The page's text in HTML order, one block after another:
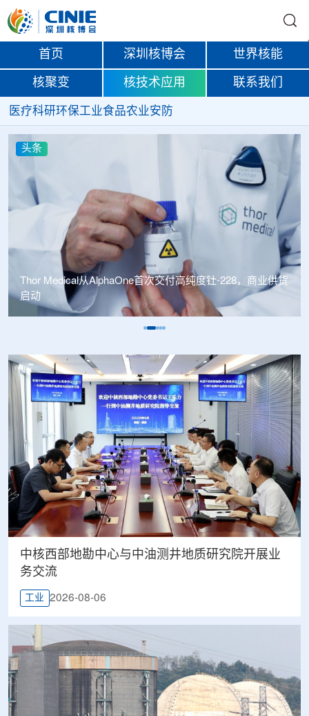
首页 深圳核博会 世界核能
核聚变 核技术应用 联系我们
医疗科研环保工业食品农业安防
头条
Thor Medical从AlphaOne首次交付高纯度钍-228，商业供货
启动
中核西部地勘中心与中油测井地质研究院开展业
务交流
工业 2026-08-06